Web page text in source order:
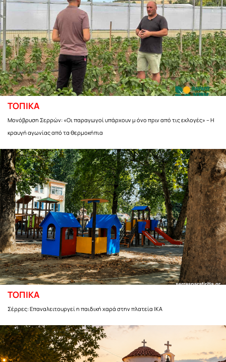
ΤΟΠΙΚΑ
Μονόβρυση Σερρών: «Οι παραγωγοί υπάρχουν μ όνο πριν από τις εκλογές» – Η
κραυγή αγωνίας από τα θερμοκήπια
ΤΟΠΙΚΑ
Σέρρες: Επαναλειτουργεί η παιδική χαρά στην πλατεία ΙΚΑ